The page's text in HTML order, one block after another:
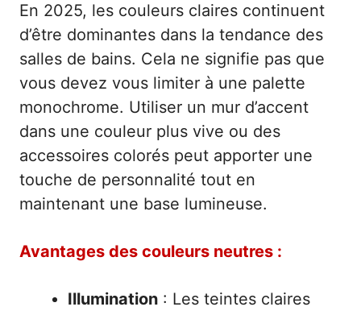
En 2025, les couleurs claires continuent
d’être dominantes dans la tendance des
salles de bains. Cela ne signifie pas que
vous devez vous limiter à une palette
monochrome. Utiliser un mur d’accent
dans une couleur plus vive ou des
accessoires colorés peut apporter une
touche de personnalité tout en
maintenant une base lumineuse.
Avantages des couleurs neutres :
Illumination : Les teintes claires